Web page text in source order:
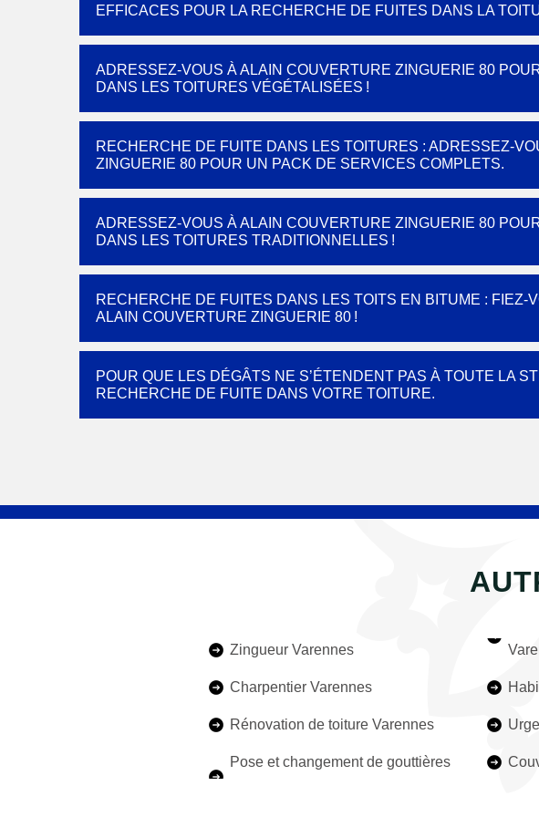
EFFICACES POUR LA RECHERCHE DE FUITES DANS LA
ADRESSEZ-VOUS À ALAIN COUVERTURE ZINGUERIE 80
DANS LES TOITURES VÉGÉTALISÉES !
RECHERCHE DE FUITE DANS LES TOITURES : ADRESSEZ-
ZINGUERIE 80 POUR UN PACK DE SERVICES COMPLETS.
ADRESSEZ-VOUS À ALAIN COUVERTURE ZINGUERIE 80
DANS LES TOITURES TRADITIONNELLES !
RECHERCHE DE FUITES DANS LES TOITS EN BITUME : FIEZ-
ALAIN COUVERTURE ZINGUERIE 80 !
POUR QUE LES DÉGÂTS NE S’ÉTENDENT PAS À TOUTE LA
RECHERCHE DE FUITE DANS VOTRE TOITURE.
Zingueur Varennes
Charpentier Varennes
Rénovation de toiture Varennes
Pose et changement de gouttières